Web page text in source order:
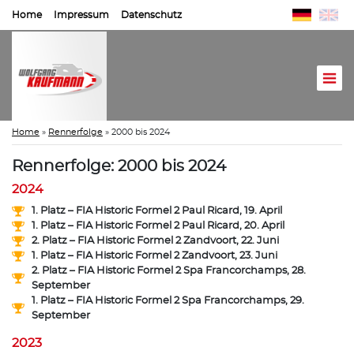
Home Impressum Datenschutz
Home » Rennerfolge » 2000 bis 2024
Rennerfolge: 2000 bis 2024
2024
1. Platz – FIA Historic Formel 2 Paul Ricard, 19. April
1. Platz – FIA Historic Formel 2 Paul Ricard, 20. April
2. Platz – FIA Historic Formel 2 Zandvoort, 22. Juni
1. Platz – FIA Historic Formel 2 Zandvoort, 23. Juni
2. Platz – FIA Historic Formel 2 Spa Francorchamps, 28.
September
1. Platz – FIA Historic Formel 2 Spa Francorchamps, 29.
September
2023